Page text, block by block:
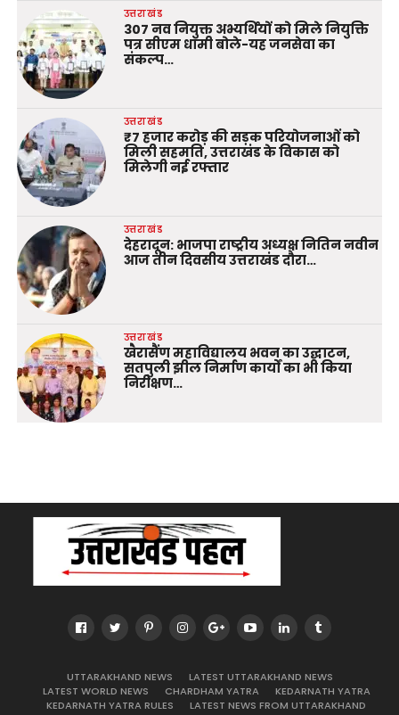
उत्तराखंड
307 नव नियुक्त अभ्यर्थियों को मिले नियुक्ति
पत्र सीएम धामी बोले-यह जनसेवा का
संकल्प…
उत्तराखंड
₹7 हजार करोड़ की सड़क परियोजनाओं को
मिली सहमति, उत्तराखंड के विकास को
मिलेगी नई रफ्तार
उत्तराखंड
देहरादून: भाजपा राष्ट्रीय अध्यक्ष नितिन नवीन
आज तीन दिवसीय उत्तराखंड दौरा…
उत्तराखंड
खैरासैंण महाविद्यालय भवन का उद्घाटन,
सतपुली झील निर्माण कार्यों का भी किया
निरीक्षण…
UTTARAKHAND NEWS
LATEST UTTARAKHAND NEWS
LATEST WORLD NEWS
CHARDHAM YATRA
KEDARNATH YATRA
KEDARNATH YATRA RULES
LATEST NEWS FROM UTTARAKHAND